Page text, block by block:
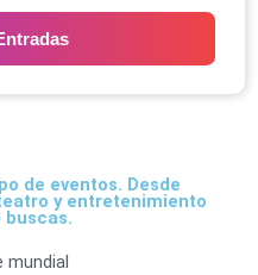
precios:
desde
hasta
de eventos. Desde
y entretenimiento
mundial